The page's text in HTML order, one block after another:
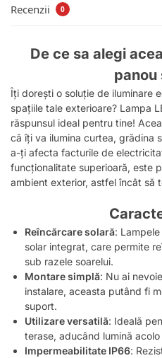
Recenzii 0
De ce sa alegi
panou
Îți dorești o soluție de iluminare
spațiile tale exterioare? Lampa
răspunsul ideal pentru tine!
că îți va ilumina curtea, grădina
a-ți afecta facturile de
funcționalitate superioară, este
ambient exterior, astfel încât să
Reîncărcare solară:
solar integrat, care permite
sub razele soarelui.
Montare simplă: Nu ai
instalare, aceasta putând fi
suport.
Utilizare versatilă: Ideală
terase, aducând lumină
Impermeabilitate IP66: